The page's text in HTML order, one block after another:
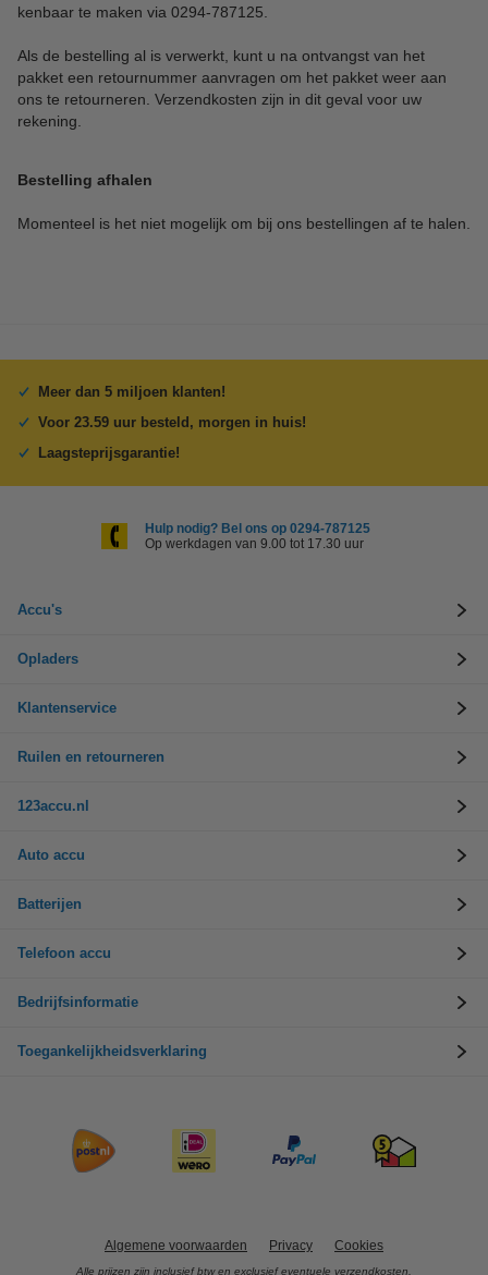
kenbaar te maken via 0294-787125.
Als de bestelling al is verwerkt, kunt u na ontvangst van het
pakket een retournummer aanvragen om het pakket weer aan
ons te retourneren. Verzendkosten zijn in dit geval voor uw
rekening.
Bestelling afhalen
Momenteel is het niet mogelijk om bij ons bestellingen af te halen.
Meer dan 5 miljoen klanten!
Voor 23.59 uur besteld, morgen in huis!
Laagsteprijsgarantie!
Hulp nodig? Bel ons op 0294-787125
Op werkdagen van 9.00 tot 17.30 uur
Accu's
Opladers
Klantenservice
Ruilen en retourneren
123accu.nl
Auto accu
Batterijen
Telefoon accu
Bedrijfsinformatie
Toegankelijkheidsverklaring
Algemene voorwaarden Privacy Cookies
Alle prijzen zijn inclusief btw en exclusief eventuele verzendkosten.